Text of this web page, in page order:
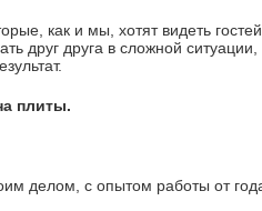
как и мы, хотят видеть
друг друга в сложной
плиты.
делом, с опытом работы от